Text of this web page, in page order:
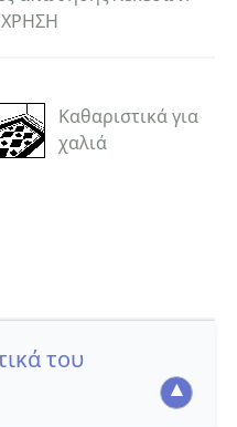
Καθαριστικά για
χαλιά
του